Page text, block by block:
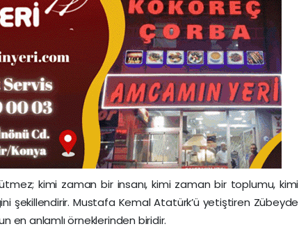
kimi zaman bir insanı, kimi zaman bir toplumu, kimi
şekillendirir. Mustafa Kemal Atatürk’ü yetiştiren Zübeyde
en anlamlı örneklerinden biridir.